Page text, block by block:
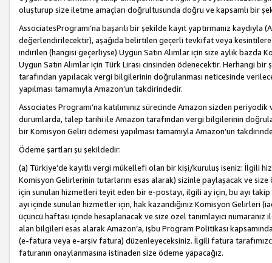
oluşturup size iletme amaçları doğrultusunda doğru ve kapsamlı bir
AssociatesProgramı’na başarılı bir şekilde kayıt yaptırmanız
değerlendirilecektir), aşağıda belirtilen geçerli tevkifat veya
indirilen (hangisi geçerliyse) Uygun Satın Alımlar için size aylık
Uygun Satın Alımlar için Türk Lirası cinsinden ödenecektir. Herhangi
tarafından yapılacak vergi bilgilerinin doğrulanması neticesinde
yapılması tamamıyla Amazon’un takdirindedir.
Associates Programı’na katılımınız sürecinde Amazon sizden
durumlarda, talep tarihi ile Amazon tarafından vergi bilgilerinin
bir Komisyon Geliri ödemesi yapılması tamamıyla Amazon’un
Ödeme şartları şu şekildedir:
(a) Türkiye’de kayıtlı vergi mükellefi olan bir kişi/kuruluş iseniz: İlgili
Komisyon Gelirlerinin tutarlarını esas alarak) sizinle paylaşacak ve
için sunulan hizmetleri teyit eden bir e-postayı, ilgili ay için, bu ayı
ayı içinde sunulan hizmetler için, hak kazandığınız Komisyon Gelirleri
üçüncü haftası içinde hesaplanacak ve size özel tanımlayıcı
alan bilgileri esas alarak Amazon’a, işbu Program Politikası
(e-fatura veya e-arşiv fatura) düzenleyeceksiniz. İlgili fatura
faturanın onaylanmasına istinaden size ödeme yapacağız.